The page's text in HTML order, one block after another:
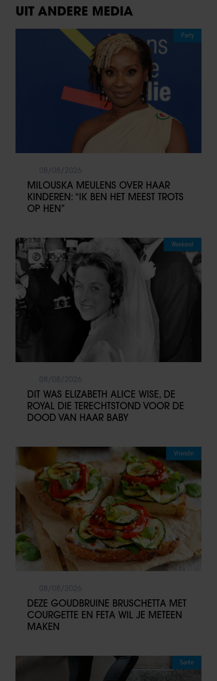
UIT ANDERE MEDIA
Party
MILOUSKA MEULENS OVER HAAR
KINDEREN: “IK BEN HET MEEST TROTS
OP HEN”
Weekend
DIT WAS ELIZABETH ALICE WISE, DE
ROYAL DIE TERECHTSTOND VOOR DE
DOOD VAN HAAR BABY
Vriendin
DEZE GOUDBRUINE BRUSCHETTA MET
COURGETTE EN FETA WIL JE METEEN
MAKEN
Sante